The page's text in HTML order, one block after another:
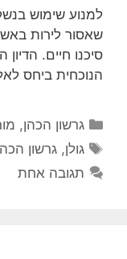
למנוע שימוש
שאסור לירות
סיכנו חיים.
הנוכחית ביחס
קטגוריות
גרשון הכהן,
תגיות
גולן,גרשון
תגובה אחת